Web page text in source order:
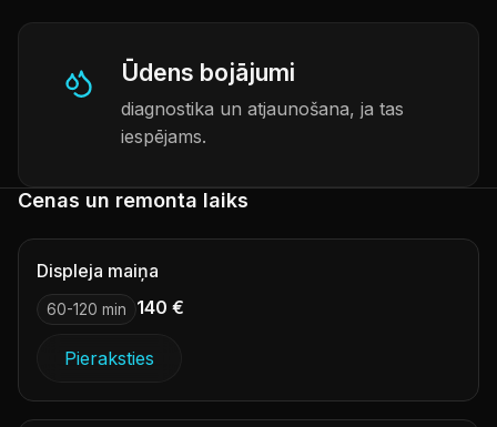
Ūdens bojājumi
diagnostika un atjaunošana, ja tas
iespējams.
Cenas un remonta laiks
Displeja maiņa
60-120 min 140 €
Pieraksties